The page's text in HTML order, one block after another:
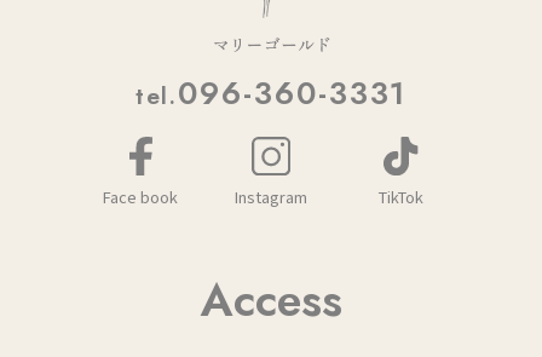
tel.096-360-3331
Face book Instagram TikTok
Access